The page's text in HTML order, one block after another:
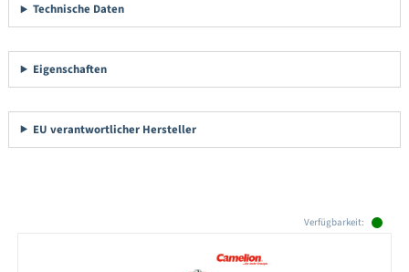
Technische Daten
Eigenschaften
EU verantwortlicher Hersteller
Verfügbarkeit: